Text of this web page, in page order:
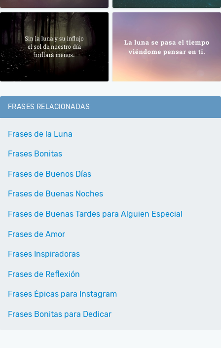
FRASES RELACIONADAS
Frases de la Luna
Frases Bonitas
Frases de Buenos Días
Frases de Buenas Noches
Frases de Buenas Tardes para Alguien Especial
Frases de Amor
Frases Inspiradoras
Frases de Reflexión
Frases Épicas para Instagram
Frases Bonitas para Dedicar